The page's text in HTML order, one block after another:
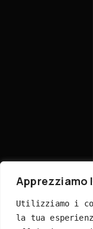
Apprezziamo
Utilizziamo i
la tua